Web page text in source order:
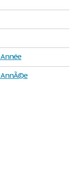
AnnÃ©e